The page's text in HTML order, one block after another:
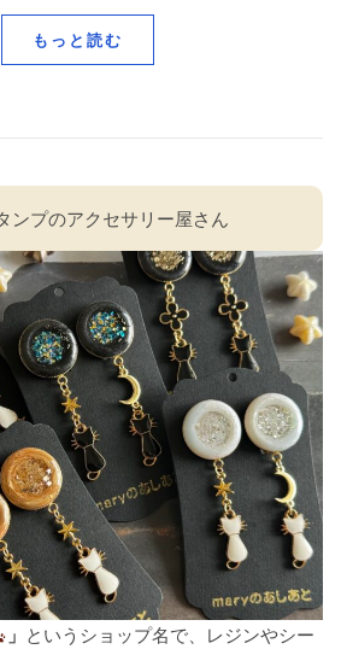
もっと読む
ンプのアクセサリー屋さん
」 というショップ名で、レジンやシー